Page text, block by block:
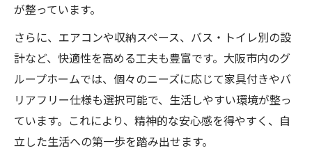
が整っています。
さらに、エアコンや収納スペース、バス・トイレ別の設
計など、快適性を高める工夫も豊富です。大阪市内のグ
ループホームでは、個々のニーズに応じて家具付きやバ
リアフリー仕様も選択可能で、生活しやすい環境が整っ
ています。これにより、精神的な安心感を得やすく、自
立した生活への第一歩を踏み出せます。